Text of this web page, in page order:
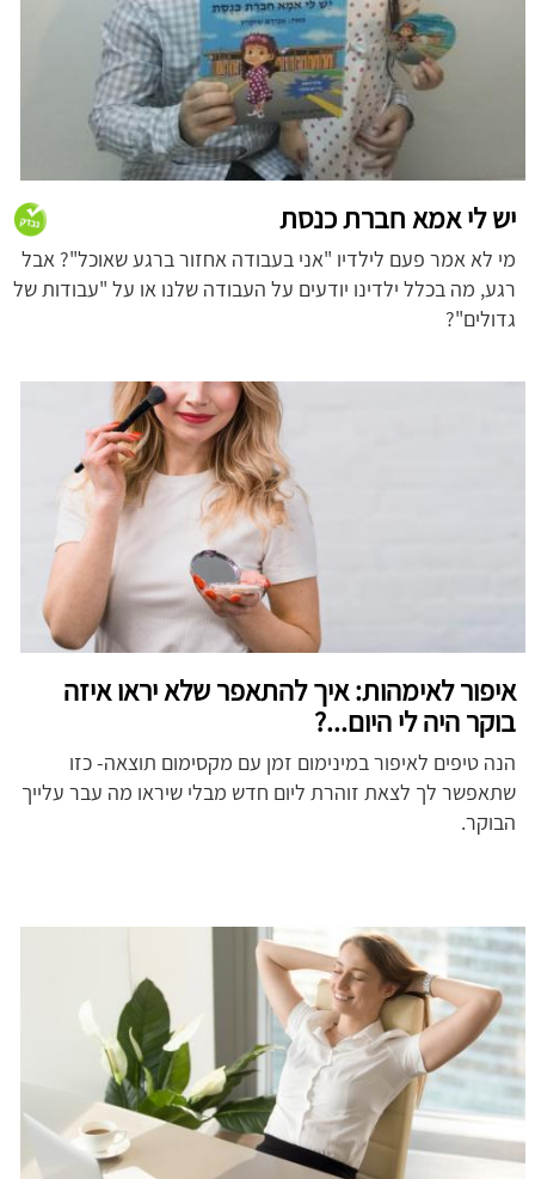
יש לי אמא חברת כנסת
מי לא אמר פעם לילדיו "אני בעבודה אחזור ברגע שאוכל"? אבל
רגע, מה בכלל ילדינו יודעים על העבודה שלנו או על "עבודות של
גדולים"?
איפור לאימהות: איך להתאפר שלא יראו איזה
בוקר היה לי היום...?
הנה טיפים לאיפור במינימום זמן עם מקסימום תוצאה- כזו
שתאפשר לך לצאת זוהרת ליום חדש מבלי שיראו מה עבר עלייך
הבוקר.